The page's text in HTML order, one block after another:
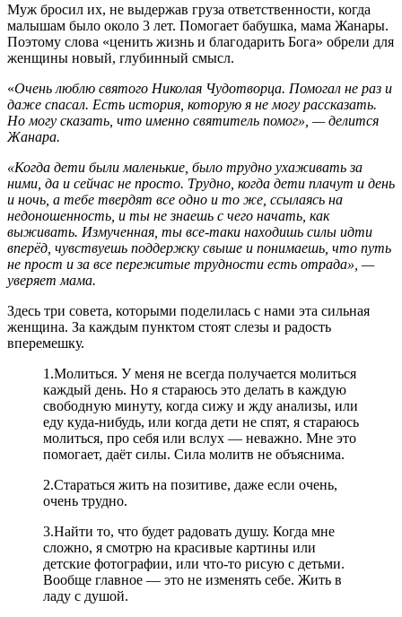
Муж бросил их, не выдержав груза ответственности, когда
малышам было около 3 лет. Помогает бабушка, мама Жанары.
Поэтому слова «ценить жизнь и благодарить Бога» обрели для
женщины новый, глубинный смысл.
«Очень люблю святого Николая Чудотворца. Помогал не раз и
даже спасал. Есть история, которую я не могу рассказать.
Но могу сказать, что именно святитель помог», — делится
Жанара.
«Когда дети были маленькие, было трудно ухаживать за
ними, да и сейчас не просто. Трудно, когда дети плачут и день
и ночь, а тебе твердят все одно и то же, ссылаясь на
недоношенность, и ты не знаешь с чего начать, как
выживать. Измученная, ты все-таки находишь силы идти
вперёд, чувствуешь поддержку свыше и понимаешь, что путь
не прост и за все пережитые трудности есть отрада», —
уверяет мама.
Здесь три совета, которыми поделилась с нами эта сильная
женщина. За каждым пунктом стоят слезы и радость
вперемешку.
1.Молиться. У меня не всегда получается молиться
каждый день. Но я стараюсь это делать в каждую
свободную минуту, когда сижу и жду анализы, или
еду куда-нибудь, или когда дети не спят, я стараюсь
молиться, про себя или вслух — неважно. Мне это
помогает, даёт силы. Сила молитв не объяснима.
2.Стараться жить на позитиве, даже если очень,
очень трудно.
3.Найти то, что будет радовать душу. Когда мне
сложно, я смотрю на красивые картины или
детские фотографии, или что-то рисую с детьми.
Вообще главное — это не изменять себе. Жить в
ладу с душой.